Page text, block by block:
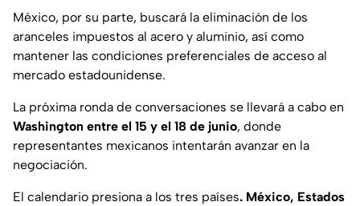
México, por su parte, buscará la eliminación de los
aranceles impuestos al acero y aluminio, así como
mantener las condiciones preferenciales de acceso al
mercado estadounidense.
La próxima ronda de conversaciones se llevará a cabo en
Washington entre el 15 y el 18 de junio, donde
representantes mexicanos intentarán avanzar en la
negociación.
El calendario presiona a los tres países. México, Estados